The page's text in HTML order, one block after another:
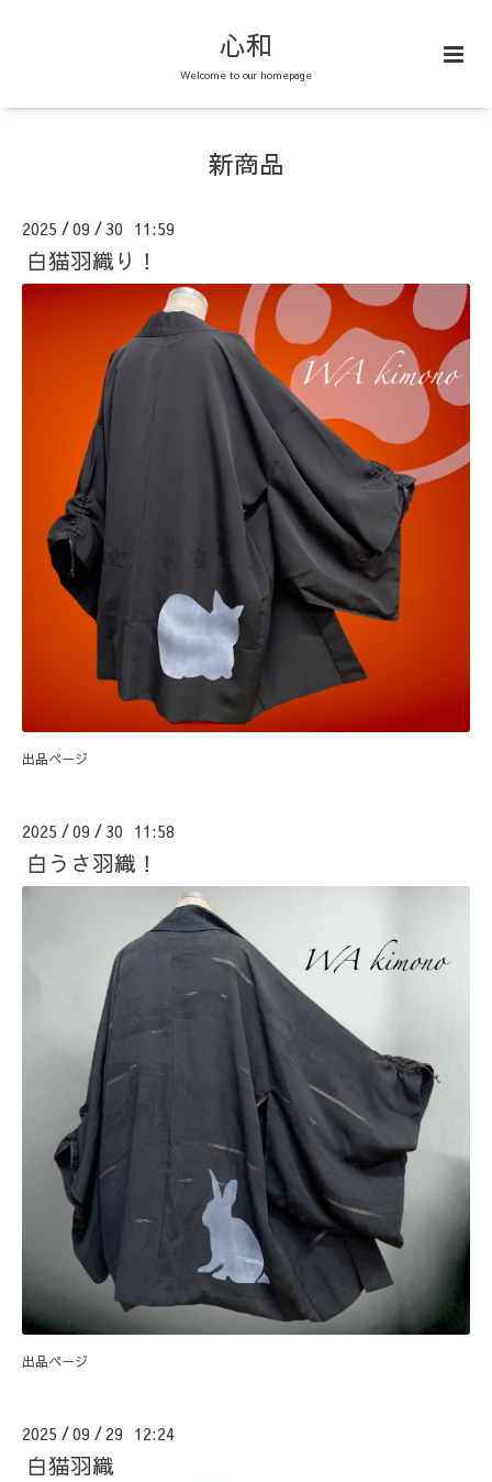
心和
Welcome to our homepage
新商品
2025 /09 /30 11:59
白猫羽織り！
出品ページ
2025 /09 /30 11:58
白うさ羽織！
出品ページ
2025 /09 / 29 12:24
白猫羽織